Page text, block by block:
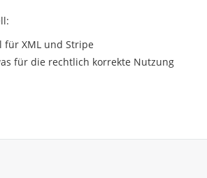
für XML und Stripe
für die rechtlich korrekte Nutzung